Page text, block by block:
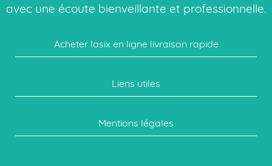
avec une écoute bienveillante et professionnelle.
Acheter lasix en ligne livraison rapide
Liens utiles
Mentions légales